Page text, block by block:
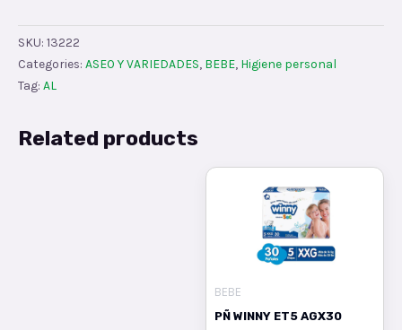
SKU: 13222
Categories: ASEO Y VARIEDADES, BEBE, Higiene personal
Tag: AL
Related products
BEBE
PÑ WINNY ET5 AGX30